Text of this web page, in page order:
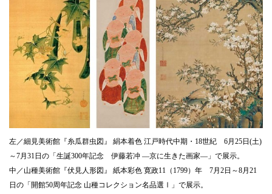
左／細見美術館『糸瓜群虫図』 絹本着色 江戸時代中期・18世紀 6月25日(土)
～7月31日の「生誕300年記念 伊藤若冲 ―京に生きた画家―」で展示。
中／山種美術館『伏見人形図』 紙本彩色 寛政11（1799）年 7月2日～8月21
日の「開館50周年記念 山種コレクション名品選Ⅰ」で展示。